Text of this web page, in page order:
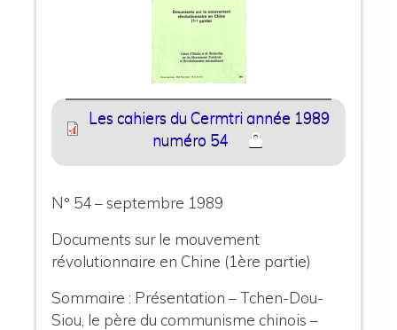
Les cahiers du Cermtri année 1989
numéro 54
N° 54 – septembre 1989
Documents sur le mouvement
révolutionnaire en Chine (1ère partie)
Sommaire : Présentation – Tchen-Dou-
Siou, le père du communisme chinois –